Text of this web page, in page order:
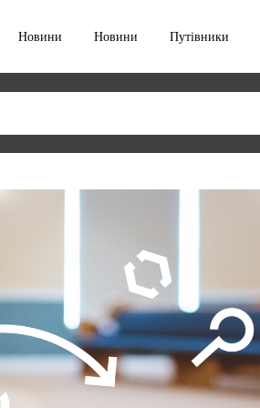
Новини Новини Путівники